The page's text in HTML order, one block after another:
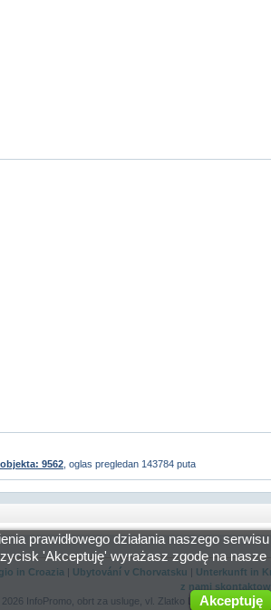
9562 , oglas pregledan 143784 puta
in Croazia | Ubytování v Chorvatsku | Unterkunft in
z nami
InfoPromo, obrt za usluge, vl. Zlatko Lončar, Orljavska
prawidłowego działania naszego
'Akceptuję' wyrażasz zgodę na nasze
Akceptuję